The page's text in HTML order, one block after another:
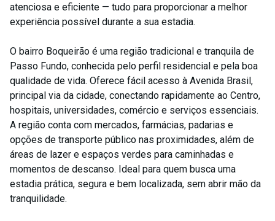
atenciosa e eficiente — tudo para proporcionar a melhor
experiência possível durante a sua estadia.
O bairro Boqueirão é uma região tradicional e tranquila de
Passo Fundo, conhecida pelo perfil residencial e pela boa
qualidade de vida. Oferece fácil acesso à Avenida Brasil,
principal via da cidade, conectando rapidamente ao Centro,
hospitais, universidades, comércio e serviços essenciais.
A região conta com mercados, farmácias, padarias e
opções de transporte público nas proximidades, além de
áreas de lazer e espaços verdes para caminhadas e
momentos de descanso. Ideal para quem busca uma
estadia prática, segura e bem localizada, sem abrir mão da
tranquilidade.